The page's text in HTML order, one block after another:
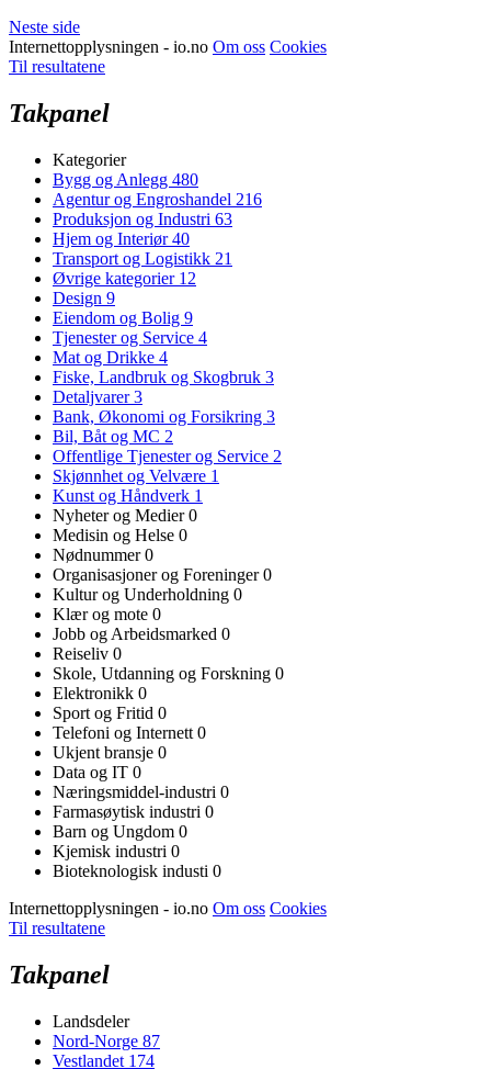
Neste side
Internettopplysningen - io.no Om oss Cookies
Til resultatene
Takpanel
Kategorier
Bygg og Anlegg 480
Agentur og Engroshandel 216
Produksjon og Industri 63
Hjem og Interiør40
Transport og Logistikk 21
Øvrige kategorier 12
Design 9
Eiendom og Bolig 9
Tjenester og Service 4
Mat og Drikke 4
Fiske, Landbruk og Skogbruk 3
Detaljvarer3
Bank, Økonomi og Forsikring 3
Bil, Båt og MC 2
Offentlige Tjenester og Service 2
Skjønnhet og Velvære 1
Kunst og Håndverk 1
Nyheter og Medier0
Medisin og Helse 0
Nødnummer0
Organisasjoner og Foreninger0
Kultur og Underholdning 0
Klær og mote 0
Jobb og Arbeidsmarked 0
Reiseliv 0
Skole, Utdanning og Forskning 0
Elektronikk 0
Sport og Fritid 0
Telefoni og Internett 0
Ukjent bransje 0
Data og IT 0
Næringsmiddel-industri 0
Farmasøytisk industri 0
Barn og Ungdom 0
Kjemisk industri 0
Bioteknologisk industi 0
Internettopplysningen - io.no Om oss Cookies
Til resultatene
Takpanel
Landsdeler
Nord-Norge 87
Vestlandet 174